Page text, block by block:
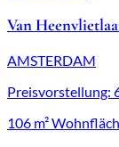
Van
AMSTERDAM
Preisvorstellung:
106 m²